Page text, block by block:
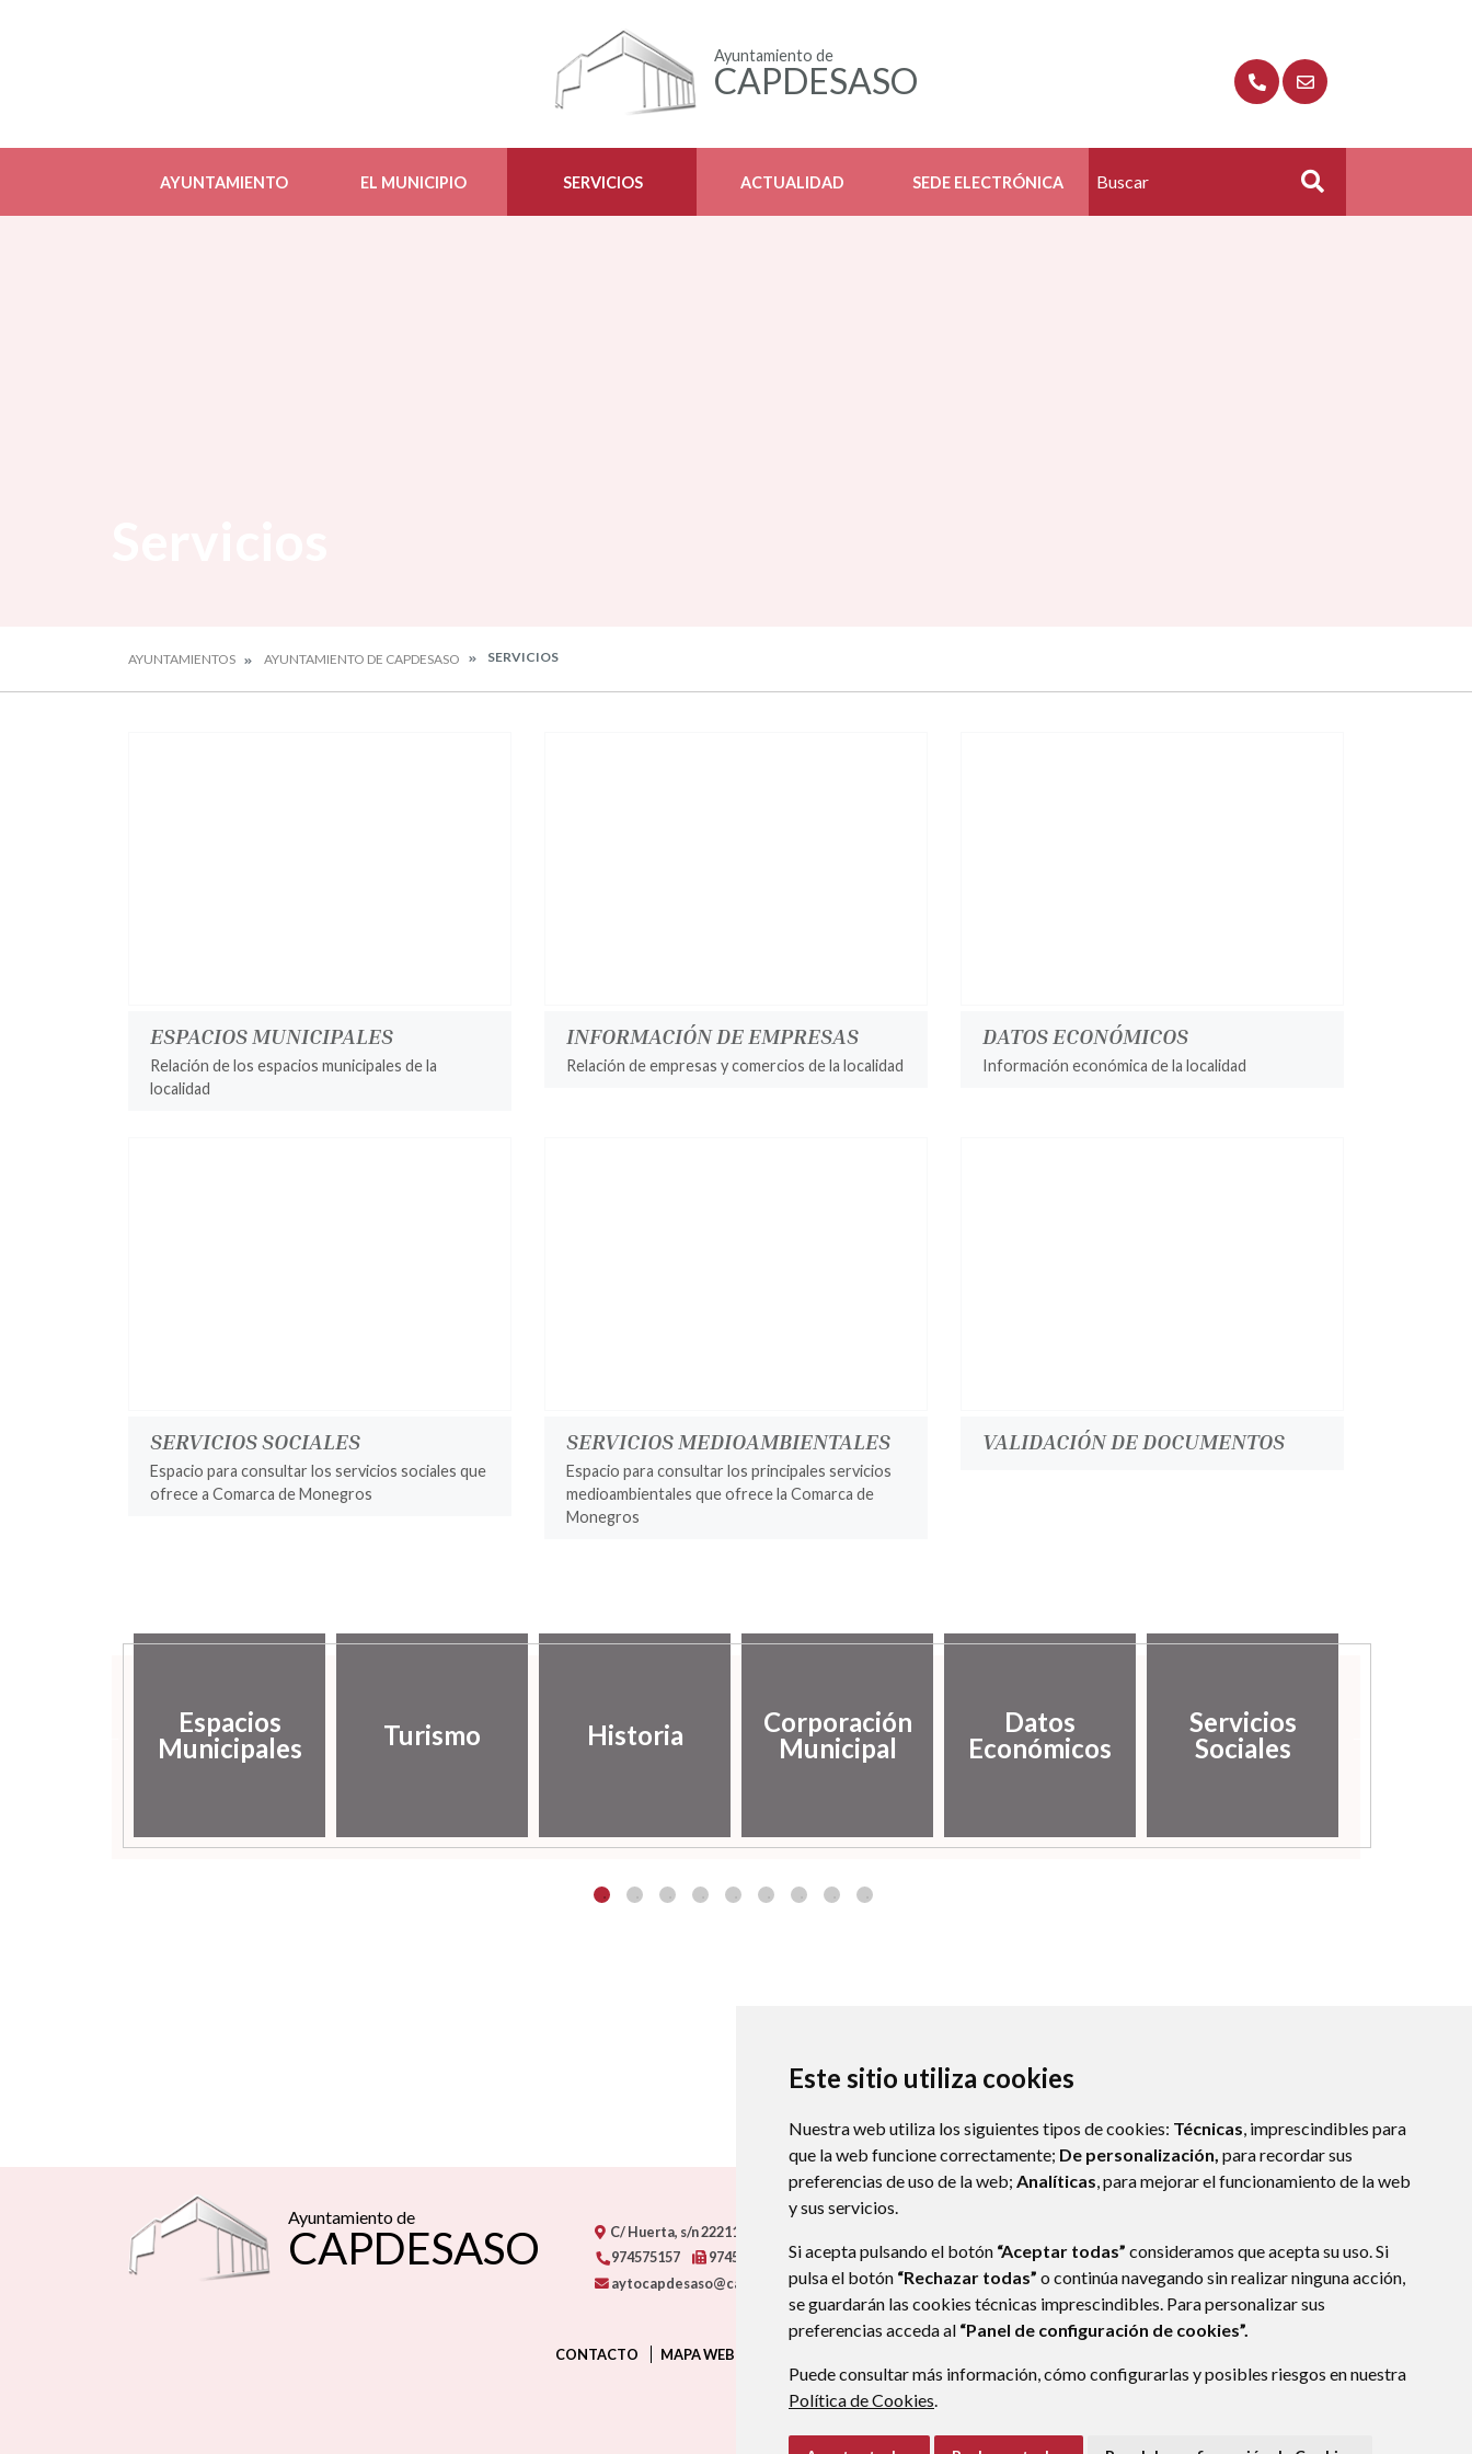
Este sitio utiliza cookies
Nuestra web utiliza los siguientes tipos de cookies: Técnicas, imprescindibles para
que la web funcione correctamente; De personalización, para recordar sus
preferencias de uso de la web; Analíticas, para mejorar el funcionamiento de la web
y sus servicios.
Si acepta pulsando el botón “Aceptar todas” consideramos que acepta su uso. Si
pulsa el botón “Rechazar todas” o continúa navegando sin realizar ninguna acción,
se guardarán las cookies técnicas imprescindibles. Para personalizar sus
preferencias acceda al “Panel de configuración de cookies”.
Puede consultar más información, cómo configurarlas y posibles riesgos en nuestra
Política de Cookies.
Ayuntamiento de
CAPDESASO
AYUNTAMIENTO EL MUNICIPIO SERVICIOS ACTUALIDAD SEDE ELECTRÓNICA Buscar
AYUNTAMIENTOS AYUNTAMIENTO DE CAPDESASO SERVICIOS
ESPACIOS MUNICIPALES
Relación de los espacios municipales de la
localidad
INFORMACIÓN DE EMPRESAS
Relación de empresas y comercios de la localidad
DATOS ECONÓMICOS
Información económica de la localidad
SERVICIOS SOCIALES
Espacio para consultar los servicios sociales que
ofrece a Comarca de Monegros
SERVICIOS MEDIOAMBIENTALES
Espacio para consultar los principales servicios
medioambientales que ofrece la Comarca de
Monegros
VALIDACIÓN DE DOCUMENTOS
Espacios
Municipales
Turismo Historia
Corporación
Municipal
Datos
Económicos
Servicios
Sociales
Ayuntamiento de
CAPDESASO C/ Huerta, s/n22211
974575157
974575233
aytocapdesaso@capdesaso.es
CONTACTO MAPA WEB